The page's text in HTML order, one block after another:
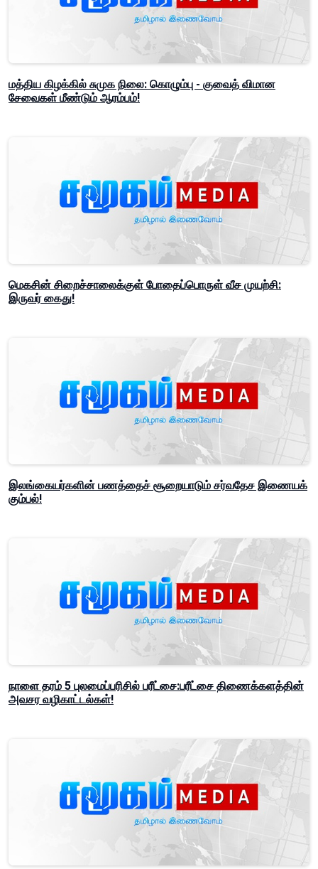
மத்திய கிழக்கில் சுமுக நிலை: கொழும்பு - குவைத் விமான
சேவைகள் மீண்டும் ஆரம்பம்!
மெகசின் சிறைச்சாலைக்குள் போதைப்பொருள் வீச முயற்சி:
இருவர் கைது!
இலங்கையர்களின் பணத்தைச் சூறையாடும் சர்வதேச இணையக்
கும்பல்!
நாளை தரம் 5 புலமைப்பரிசில் பரீட்சை:பரீட்சை திணைக்களத்தின்
அவசர வழிகாட்டல்கள்!